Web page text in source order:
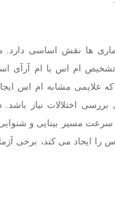
ها نقش اساسی دارد.
ام اس با ام آرآی
علایمی مشابه ام اس
اختلالات نیاز
مسیر بینایی و
اس را ایجاد می کند،